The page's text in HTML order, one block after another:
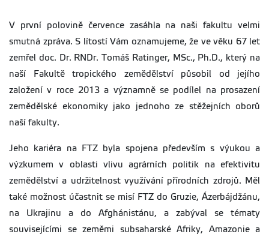
V první polovině července zasáhla na naši fakultu velmi
smutná zpráva. S lítostí Vám oznamujeme, že ve věku 67 let
zemřel doc. Dr. RNDr. Tomáš Ratinger, MSc., Ph.D., který na
naší Fakultě tropického zemědělství působil od jejího
založení v roce 2013 a významně se podílel na prosazení
zemědělské ekonomiky jako jednoho ze stěžejních oborů
naší fakulty.
Jeho kariéra na FTZ byla spojena především s výukou a
výzkumem v oblasti vlivu agrárních politik na efektivitu
zemědělství a udržitelnost využívání přírodních zdrojů. Měl
také možnost účastnit se misí FTZ do Gruzie, Ázerbájdžánu,
na Ukrajinu a do Afghánistánu, a zabýval se tématy
souvisejícími se zeměmi subsaharské Afriky, Amazonie a